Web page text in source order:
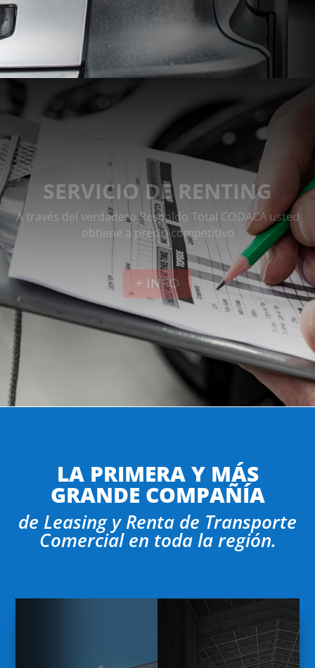
SERVICIO DE RENTING
A través del verdadero Respaldo Total CODACA usted
obtiene a precio competitivo
+ INFO
LA PRIMERA Y MÁS
GRANDE COMPAÑÍA
de Leasing y Renta de Transporte
Comercial en toda la región.